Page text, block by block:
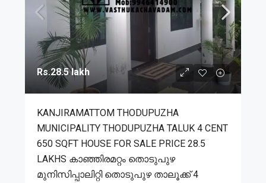
Rs.28.5 lakh
KANJIRAMATTOM THODUPUZHA
MUNICIPALITY THODUPUZHA TALUK 4 CENT
650 SQFT HOUSE FOR SALE PRICE 28.5
LAKHS കാഞ്ഞിരമറ്റം തൊടുപുഴ
മുനിസിപ്പാലിറ്റി തൊടുപുഴ താലൂക്ക് 4